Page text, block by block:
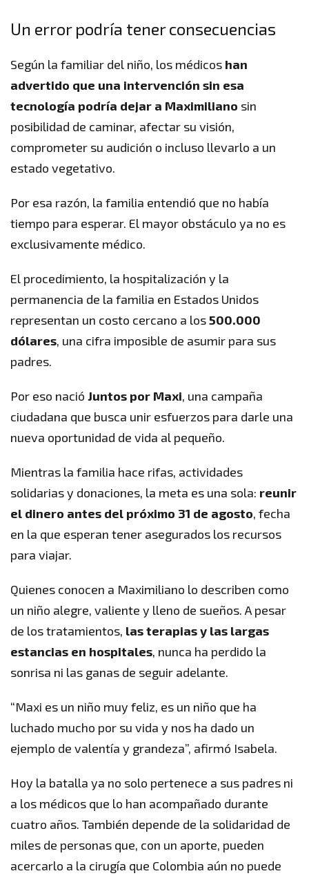
Un error podría tener consecuencias
Según la familiar del niño, los médicos han
advertido que una intervención sin esa
tecnología podría dejar a Maximiliano sin
posibilidad de caminar, afectar su visión,
comprometer su audición o incluso llevarlo a un
estado vegetativo.
Por esa razón, la familia entendió que no había
tiempo para esperar. El mayor obstáculo ya no es
exclusivamente médico.
El procedimiento, la hospitalización y la
permanencia de la familia en Estados Unidos
representan un costo cercano a los500.000
dólares, una cifra imposible de asumir para sus
padres.
Por eso nació Juntos por Maxi, una campaña
ciudadana que busca unir esfuerzos para darle una
nueva oportunidad de vida al pequeño.
Mientras la familia hace rifas, actividades
solidarias y donaciones, la meta es una sola: reunir
el dinero antes del próximo 31 de agosto, fecha
en la que esperan tener asegurados los recursos
para viajar.
Quienes conocen a Maximiliano lo describen como
un niño alegre, valiente y lleno de sueños. A pesar
de los tratamientos, las terapias y las largas
estancias en hospitales, nunca ha perdido la
sonrisa ni las ganas de seguir adelante.
“Maxi es un niño muy feliz, es un niño que ha
luchado mucho por su vida y nos ha dado un
ejemplo de valentía y grandeza”, afirmó Isabela.
Hoy la batalla ya no solo pertenece a sus padres ni
a los médicos que lo han acompañado durante
cuatro años. También depende de la solidaridad de
miles de personas que, con un aporte, pueden
acercarlo a la cirugía que Colombia aún no puede